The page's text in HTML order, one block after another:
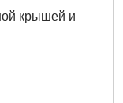
крышей и